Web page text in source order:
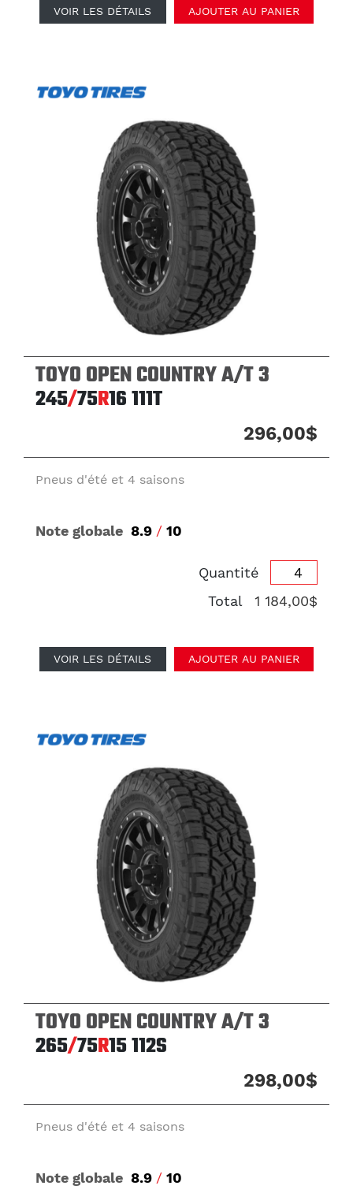
VOIR LES DÉTAILS AJOUTER AU PANIER
TOYO OPEN COUNTRY A/T 3
245/75R16111T
296,00$
Pneus d'été et 4 saisons
Note globale 8.9 / 10
Quantité
Total
1 184,00$
VOIR LES DÉTAILS AJOUTER AU PANIER
TOYO OPEN COUNTRY A/T 3
265/75R15112S
298,00$
Pneus d'été et 4 saisons
Note globale 8.9 / 10